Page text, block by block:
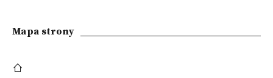
Mapa strony